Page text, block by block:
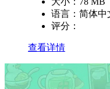
语言： 简体中
评分：
查看详情